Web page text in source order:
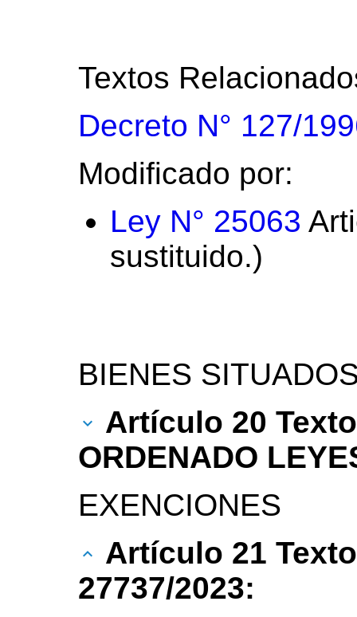
Textos
Decreto N° 127/
Modificado por:
Ley N° 25063
sustituido.)
BIENES
Artículo 20
ORDENADO
EXENCIONES
Artículo 21
27737/2023: